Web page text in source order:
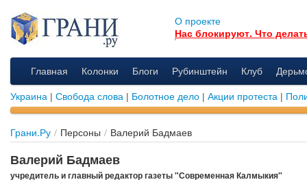
О проекте
Нас блокируют. Что
Главная Колонки Блоги Рубинштейн Клуб
Украина | Свобода слова | Болотное дело | Акции протеста |
Грани.Ру / Персоны / Валерий Бадмаев
Валерий Бадмаев
учредитель и главный редактор газеты "Современная Калмыкия"